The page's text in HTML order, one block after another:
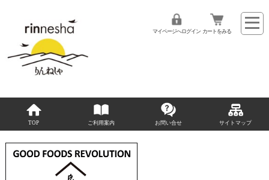
マイページへログイン カートをみる
TOP ご利用案内 お問い合せ サイトマップ